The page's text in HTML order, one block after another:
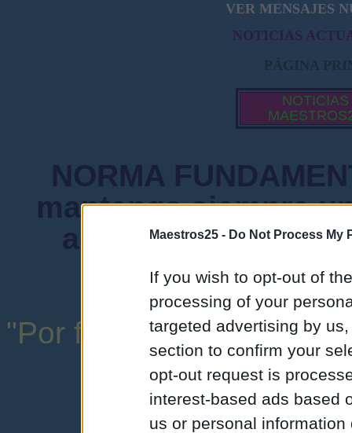
Maestros25 - Do Not Process My
If you wish to opt-out of
processing of your
targeted advertising by
section to confirm your
opt-out request is
interest-based ads based
us or personal
VER MENSAJES
NOTICIAS
PÁGINA
NOTICIAS
NORMA
mantenga siempre
admiten mensajes
instituciones
"Por favor, no abuse de
una expresión